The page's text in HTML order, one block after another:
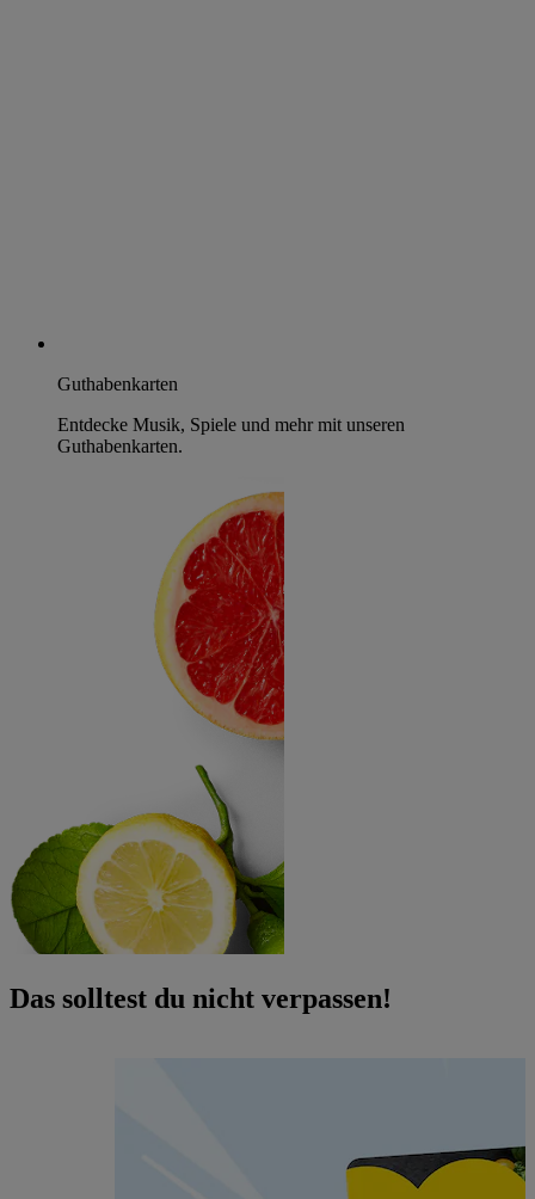
Guthabenkarten
Entdecke Musik, Spiele und mehr mit unseren
Guthabenkarten.
Das solltest du nicht verpassen!